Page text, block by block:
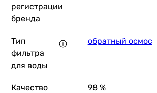
13 397грн
регистрации
бренда
Тип
фильтра
для воды
обратный осмос
Качество
98 %